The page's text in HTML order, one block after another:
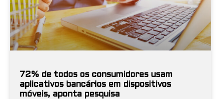
72% de todos os consumidores usam
aplicativos bancários em dispositivos
móveis, aponta pesquisa